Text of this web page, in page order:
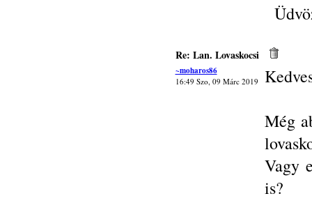
Re: Lan. Lovaskocsi
~moharos86
16:49 Szo, 09 Márc 2019
Még
Vagy
is?